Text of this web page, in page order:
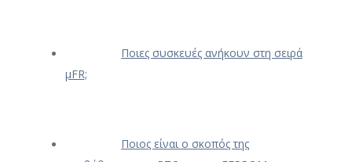
Ποιες συσκευές ανήκουν στη σειρά
μFR;
Ποιος είναι ο σκοπός της